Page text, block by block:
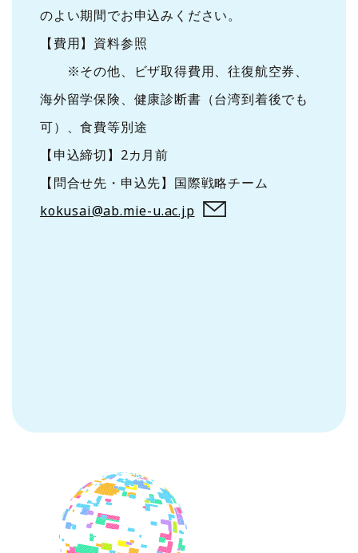
のよい期間でお申込みください。
【費用】資料参照
※その他、ビザ取得費用、往復航空券、
海外留学保険、健康診断書（台湾到着後でも
可）、食費等別途
【申込締切】2カ月前
【問合せ先・申込先】国際戦略チーム
kokusai@ab.mie-u.ac.jp